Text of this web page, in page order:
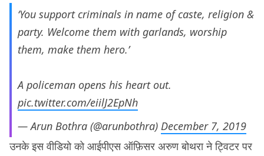
‘You support criminals in name of caste, religion &
party. Welcome them with garlands, worship
them, make them hero.’
A policeman opens his heart out.
pic.twitter.com/eiilJ2EpNh
— Arun Bothra (@arunbothra) December 7, 2019
उनके इस वीडियो को आईपीएस ऑफ़िसर अरुण बोथरा ने ट्विटर पर